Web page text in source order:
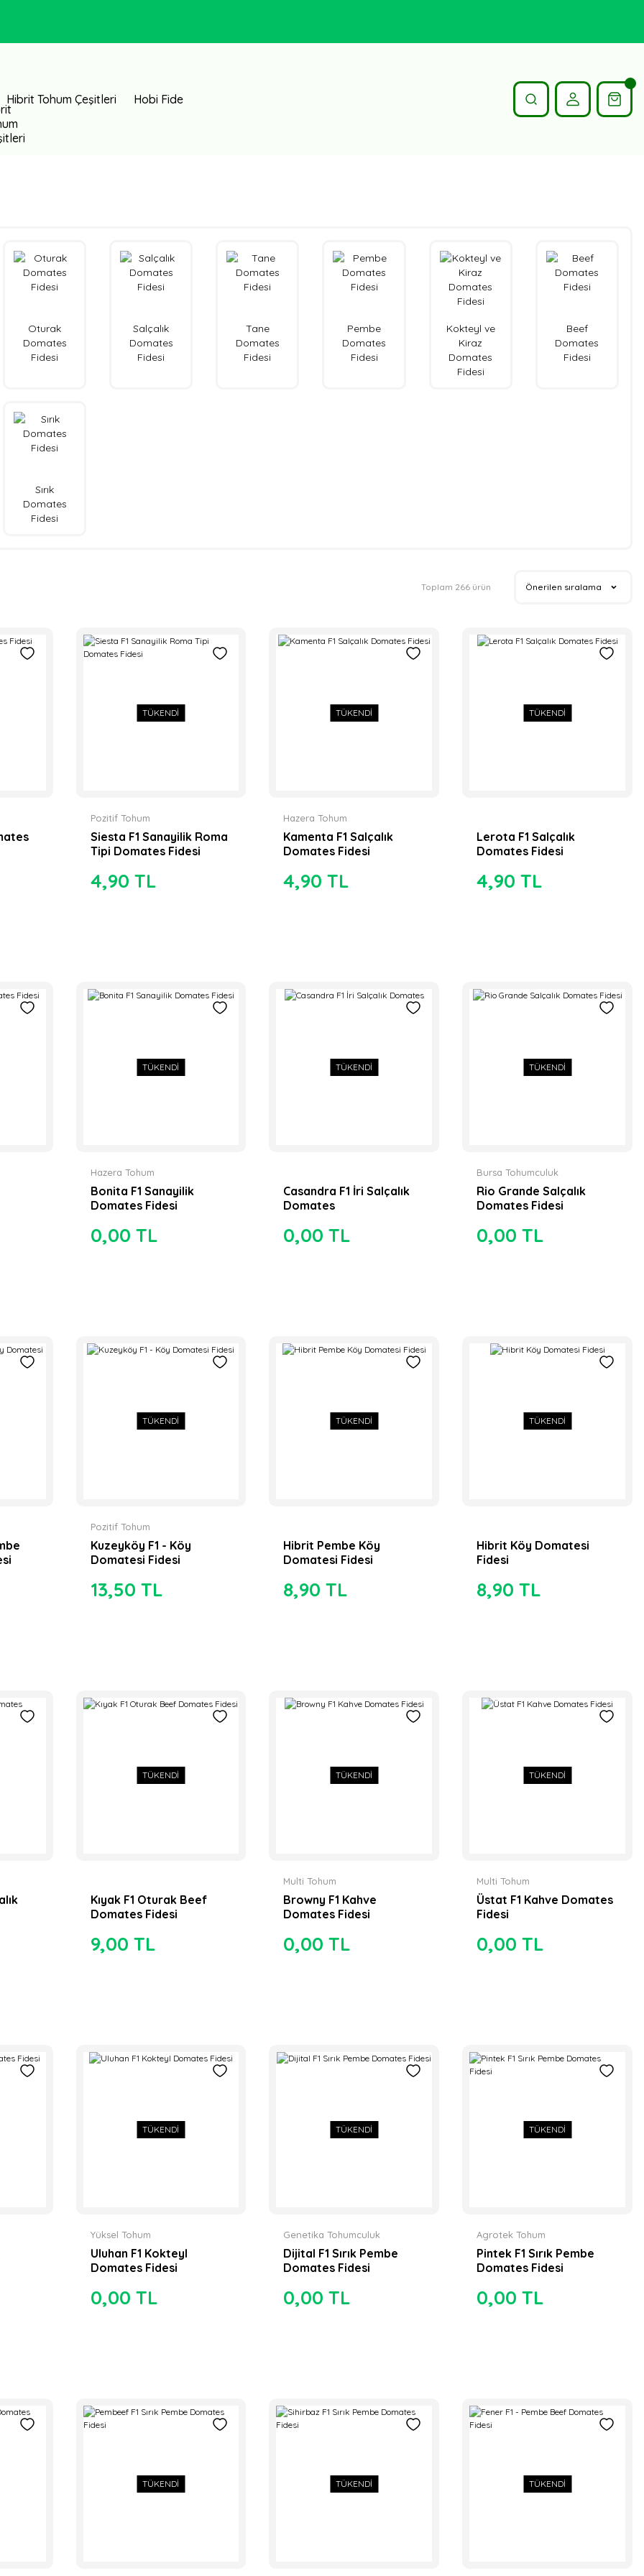
Hibrit Tohum Çeşitleri Hobi Fide
Oturak
Domates
Fidesi
Salçalık
Domates
Fidesi
Tane
Domates
Fidesi
Pembe
Domates
Fidesi
Kokteyl ve
Kiraz
Domates
Fidesi
Beef
Domates
Fidesi
Sırık
Domates
Fidesi
Toplam 266 ürün
TÜKENDİ
Pozitif Tohum
Siesta F1 Sanayilik Roma
Tipi Domates Fidesi
4,90 TL
TÜKENDİ
Hazera Tohum
Kamenta F1 Salçalık
Domates Fidesi
4,90 TL
TÜKENDİ
Lerota F1 Salçalık
Domates Fidesi
4,90 TL
TÜKENDİ
Hazera Tohum
Bonita F1 Sanayilik
Domates Fidesi
0,00 TL
TÜKENDİ
Casandra F1 İri Salçalık
Domates
0,00 TL
TÜKENDİ
Bursa Tohumculuk
Rio Grande Salçalık
Domates Fidesi
0,00 TL
TÜKENDİ
Pozitif Tohum
Kuzeyköy F1 - Köy
Domatesi Fidesi
13,50 TL
TÜKENDİ
Hibrit Pembe Köy
Domatesi Fidesi
8,90 TL
TÜKENDİ
Hibrit Köy Domatesi
Fidesi
8,90 TL
TÜKENDİ
Kıyak F1 Oturak Beef
Domates Fidesi
9,00 TL
TÜKENDİ
Multi Tohum
Browny F1 Kahve
Domates Fidesi
0,00 TL
TÜKENDİ
Multi Tohum
Üstat F1 Kahve Domates
Fidesi
0,00 TL
TÜKENDİ
Yüksel Tohum
Uluhan F1 Kokteyl
Domates Fidesi
0,00 TL
TÜKENDİ
Genetika Tohumculuk
Dijital F1 Sırık Pembe
Domates Fidesi
0,00 TL
TÜKENDİ
Agrotek Tohum
Pintek F1 Sırık Pembe
Domates Fidesi
0,00 TL
TÜKENDİ TÜKENDİ TÜKENDİ